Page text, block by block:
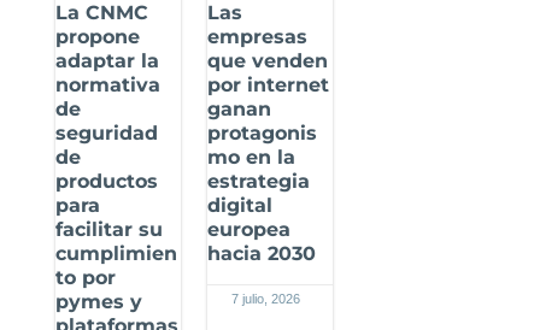
La CNMC
propone
adaptar la
normativa
de
seguridad
de
productos
para
facilitar su
cumplimien
to por
pymes y
Las
empresas
que venden
por internet
ganan
protagonis
mo en la
estrategia
digital
europea
hacia 2030
7 julio, 2026